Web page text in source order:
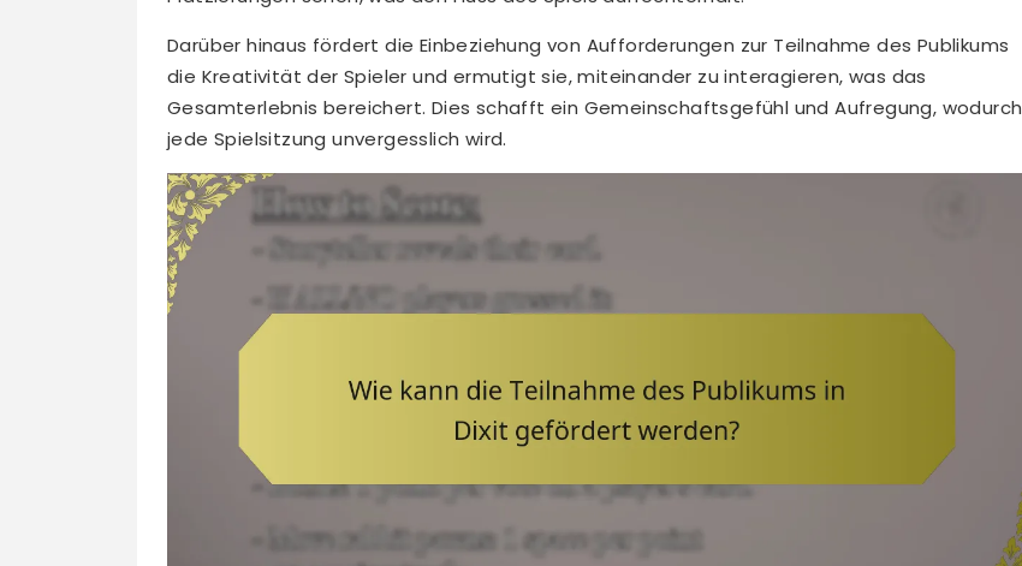
Darüber hinaus fördert die Einbeziehung von Aufforderungen zur Teilnahme des Publikums
die Kreativität der Spieler und ermutigt sie, miteinander zu interagieren, was das
Gesamterlebnis bereichert. Dies schafft ein Gemeinschaftsgefühl und Aufregung, wodurch
jede Spielsitzung unvergesslich wird.